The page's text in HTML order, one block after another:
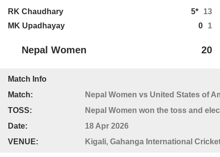
RK Chaudhary 5*
13
MK Upadhayay
0 1
Nepal Women 20
Match Info
Match:
Nepal Women vs United States of
TOSS:
Nepal Women won the toss and
Date:
18 Apr 2026
VENUE:
Kigali, Gahanga International